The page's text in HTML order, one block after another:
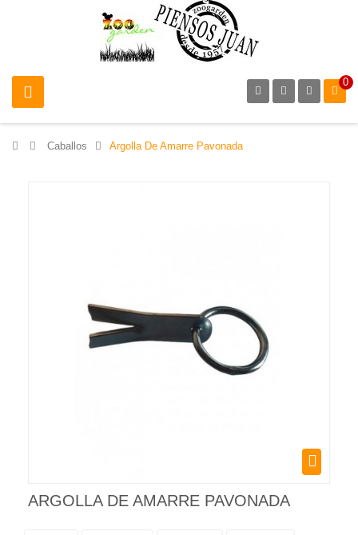
0
> Caballos > Argolla De Amarre Pavonada
ARGOLLA DE AMARRE PAVONADA